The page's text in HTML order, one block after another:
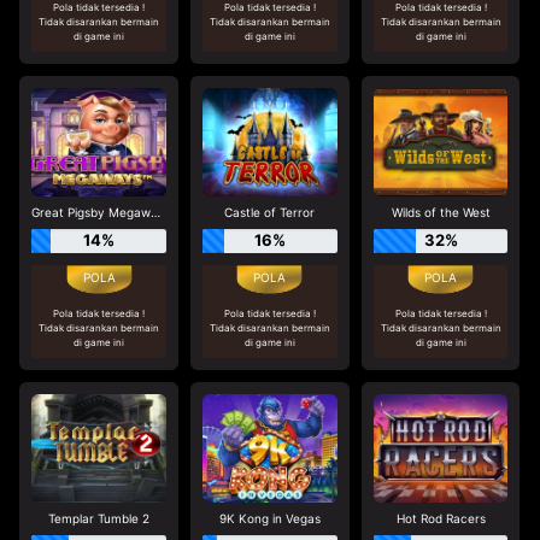
Pola tidak tersedia !
Tidak disarankan bermain
di game ini
Pola tidak tersedia !
Tidak disarankan bermain
di game ini
Pola tidak tersedia !
Tidak disarankan bermain
di game ini
Great Pigsby Megaways
14%
Pola tidak tersedia !
Tidak disarankan bermain
di game ini
Castle of Terror
16%
Pola tidak tersedia !
Tidak disarankan bermain
di game ini
Wilds of the West
32%
Pola tidak tersedia !
Tidak disarankan bermain
di game ini
Templar Tumble 2 9K Kong in Vegas Hot Rod Racers